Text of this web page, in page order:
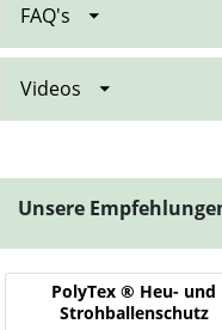
FAQ's
Videos
Unsere
PolyTex ® Heu- und
Strohballenschutz